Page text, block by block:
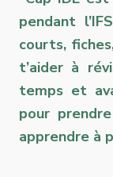
pendant
courts,
t’aider à
temps et
pour
apprendre à